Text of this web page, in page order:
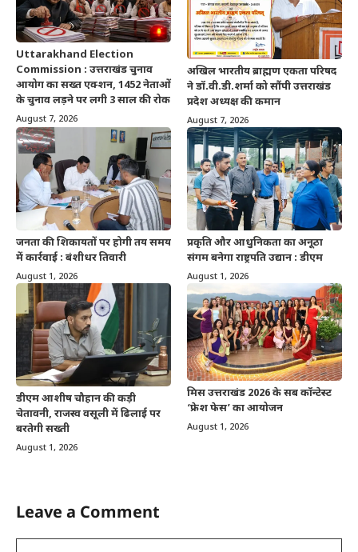
Uttarakhand Election
Commission : उत्तराखंड चुनाव
आयोग का सख्त एक्शन, 1452 नेताओं
के चुनाव लड़ने पर लगी 3 साल की रोक
August 7, 2026
अखिल भारतीय ब्राह्मण एकता परिषद
ने डॉ.वी.डी.शर्मा को सौंपी उत्तराखंड
प्रदेश अध्यक्ष की कमान
August 7, 2026
जनता की शिकायतों पर होगी तय समय
में कार्रवाई : बंशीधर तिवारी
August 1, 2026
प्रकृति और आधुनिकता का अनूठा
संगम बनेगा राष्ट्रपति उद्यान : डीएम
August 1, 2026
डीएम आशीष चौहान की कड़ी
चेतावनी, राजस्व वसूली में ढिलाई पर
बरतेगी सख्ती
August 1, 2026
मिस उत्तराखंड 2026 के सब कॉन्टेस्ट
‘फ्रेश फेस’ का आयोजन
August 1, 2026
Leave a Comment